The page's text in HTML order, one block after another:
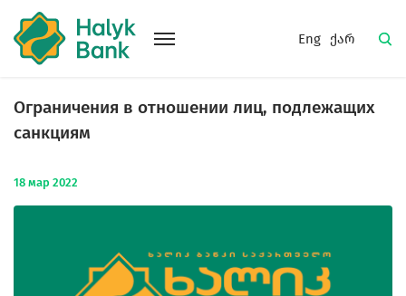
Eng ქარ
Ограничения в отношении лиц, подлежащих
санкциям
18 мар 2022